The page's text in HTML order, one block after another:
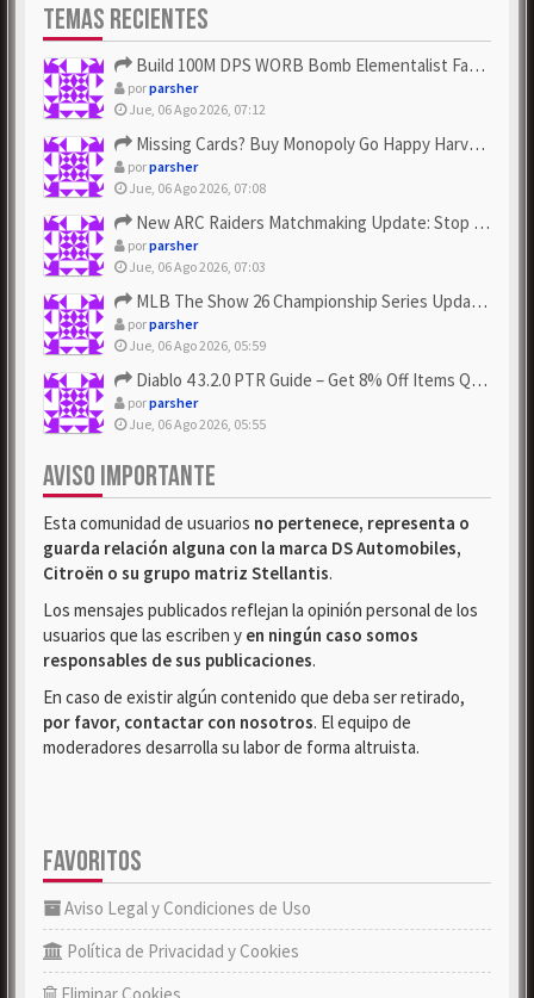
TEMAS RECIENTES
Build 100M DPS WORB Bomb Elementalist Fast - Grab POE Curren...
porparsher
Jue, 06 Ago 2026, 07:12
Missing Cards? Buy Monopoly Go Happy Harvest with Looney Tun...
porparsher
Jue, 06 Ago 2026, 07:08
New ARC Raiders Matchmaking Update: Stop Failed - Grab Bluep...
porparsher
Jue, 06 Ago 2026, 07:03
MLB The Show 26 Championship Series Update! Get Cheap & ...
porparsher
Jue, 06 Ago 2026, 05:59
Diablo 4 3.2.0 PTR Guide – Get 8% Off Items Quickly to Test ...
porparsher
Jue, 06 Ago 2026, 05:55
AVISO IMPORTANTE
Esta comunidad de usuarios no pertenece, representa o
guarda relación alguna con la marca DS Automobiles,
Citroën o su grupo matriz Stellantis.
Los mensajes publicados reflejan la opinión personal de los
usuarios que las escriben y en ningún caso somos
responsables de sus publicaciones.
En caso de existir algún contenido que deba ser retirado,
por favor, contactar con nosotros. El equipo de
moderadores desarrolla su labor de forma altruista.
FAVORITOS
Aviso Legal y Condiciones de Uso
Política de Privacidad y Cookies